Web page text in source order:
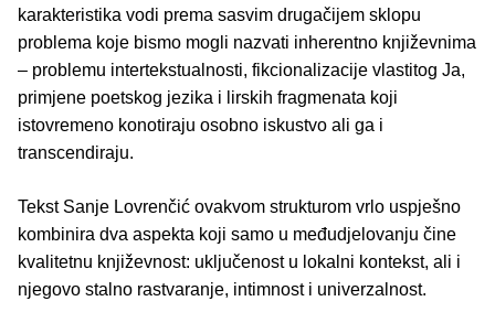
karakteristika vodi prema sasvim drugačijem sklopu
problema koje bismo mogli nazvati inherentno književnima
– problemu intertekstualnosti, fikcionalizacije vlastitog Ja,
primjene poetskog jezika i lirskih fragmenata koji
istovremeno konotiraju osobno iskustvo ali ga i
transcendiraju.
Tekst Sanje Lovrenčić ovakvom strukturom vrlo uspješno
kombinira dva aspekta koji samo u međudjelovanju čine
kvalitetnu književnost: uključenost u lokalni kontekst, ali i
njegovo stalno rastvaranje, intimnost i univerzalnost.